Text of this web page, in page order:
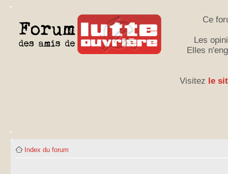
Ce
Les
Elles
Visitez le
Index du forum